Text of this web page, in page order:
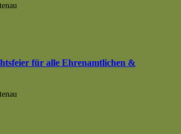
für alle Ehrenamtlichen &